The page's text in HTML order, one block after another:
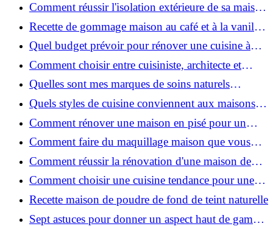
Comment réussir l'isolation extérieure de sa maison
pour une rénovation performante et durable ?
Recette de gommage maison au café et à la vanille
pour une peau douce
Quel budget prévoir pour rénover une cuisine à
Voiron en 2026 : coûts et aides locales ?
Comment choisir entre cuisiniste, architecte et
contractant général à Voiron ?
Quelles sont mes marques de soins naturels
préférées ?
Quels styles de cuisine conviennent aux maisons et
appartements du Voironnais ?
Comment rénover une maison en pisé pour un
habitat sain et performant ?
Comment faire du maquillage maison que vous
utiliserez vraiment ?
Comment réussir la rénovation d'une maison de
ville en 2026 ?
Comment choisir une cuisine tendance pour une
rénovation en 2026 ?
Recette maison de poudre de fond de teint naturelle
Sept astuces pour donner un aspect haut de gamme